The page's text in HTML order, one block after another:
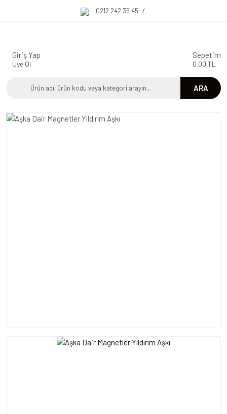
0212 242 35 45 /
ARA
Giriş Yap
Üye Ol
Sepetim
0.00 TL